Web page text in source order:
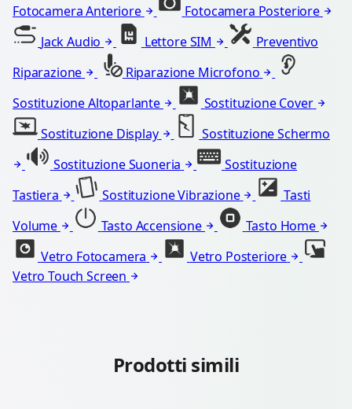
Fotocamera Anteriore
Fotocamera Posteriore
Jack Audio
Lettore SIM
Preventivo
Riparazione
Riparazione Microfono
Sostituzione Altoparlante
Sostituzione Cover
Sostituzione Display
Sostituzione Schermo
Sostituzione Suoneria
Sostituzione
Tastiera
Sostituzione Vibrazione
Tasti
Volume
Tasto Accensione
Tasto Home
Vetro Fotocamera
Vetro Posteriore
Vetro Touch Screen
Prodotti simili